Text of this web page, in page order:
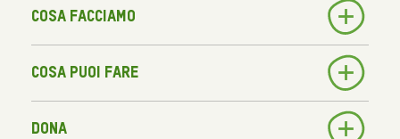
Cosa facciamo
Cosa puoi fare
Dona